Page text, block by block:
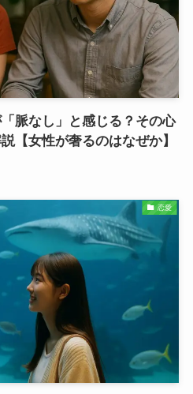
脈なし」と感じる？その心
【女性が奢るのはなぜか】
恋愛